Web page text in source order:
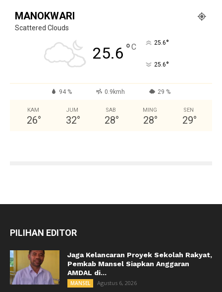
MANOKWARI
Scattered Clouds
25.6 °C 25.6°
25.6°
94 % 0.9kmh 29 %
KAM
26°
JUM
32°
SAB
28°
MING
28°
SEN
29°
PILIHAN EDITOR
Jaga Kelancaran Proyek Sekolah Rakyat,
Pemkab Mansel Siapkan Anggaran
AMDAL di...
MANSEL Agustus 6, 2026